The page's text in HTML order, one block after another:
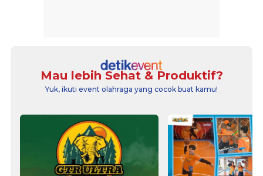
Mau lebih Sehat & Produktif?
Yuk, ikuti event olahraga yang cocok buat kamu!